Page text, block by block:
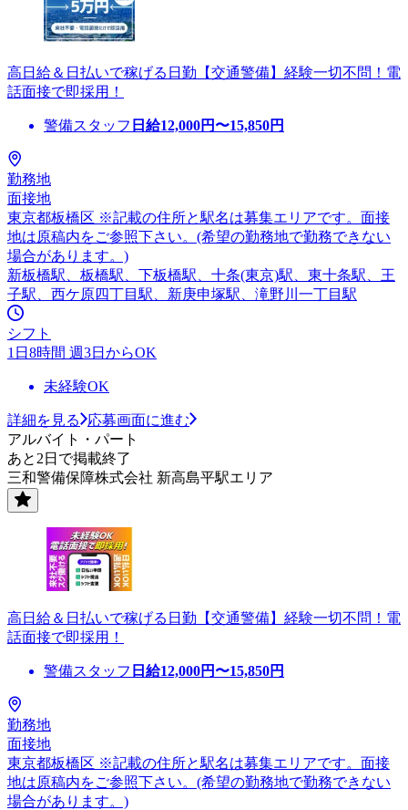
高日給＆日払いで稼げる日勤【交通警備】経験一切不問！電
話面接で即採用！
警備スタッフ 日給12,000円〜15,850円
勤務地
面接地
東京都板橋区 ※記載の住所と駅名は募集エリアです。面接
地は原稿内をご参照下さい。(希望の勤務地で勤務できない
場合があります。)
新板橋駅、板橋駅、下板橋駅、十条(東京)駅、東十条駅、王
子駅、西ケ原四丁目駅、新庚申塚駅、滝野川一丁目駅
シフト
1日8時間 週3日からOK
未経験OK
詳細を見る
応募画面に進む
アルバイト・パート
あと2日で掲載終了
三和警備保障株式会社 新高島平駅エリア
高日給＆日払いで稼げる日勤【交通警備】経験一切不問！電
話面接で即採用！
警備スタッフ 日給12,000円〜15,850円
勤務地
面接地
東京都板橋区 ※記載の住所と駅名は募集エリアです。面接
地は原稿内をご参照下さい。(希望の勤務地で勤務できない
場合があります。)